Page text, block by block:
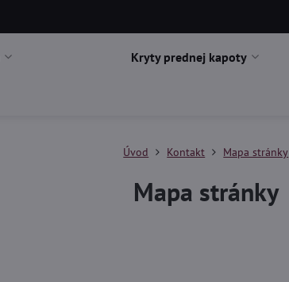
Kryty prednej kapoty
Úvod Kontakt Mapa stránky
Mapa stránky